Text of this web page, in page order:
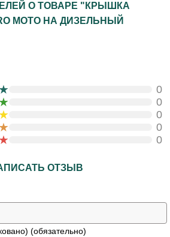
О ТОВАРЕ "КРЫШКА
MOTO НА ДИЗЕЛЬНЫЙ
0
0
0
0
0
ОТЗЫВ
(обязательно)